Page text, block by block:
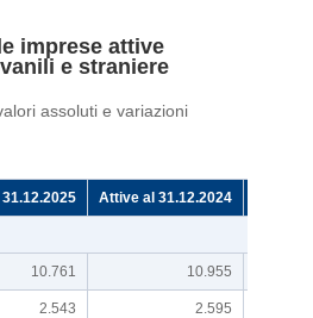
imprese attive
e straniere
assoluti e variazioni
Attive al 31.12.2024
10.761 10.955
2.543 2.595